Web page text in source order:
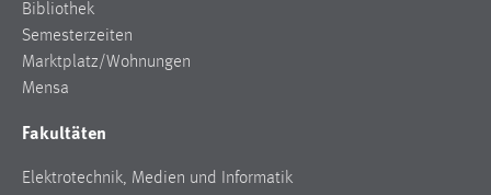
Bibliothek
Semesterzeiten
Marktplatz/Wohnungen
Mensa
Fakultäten
Elektrotechnik, Medien und Informatik